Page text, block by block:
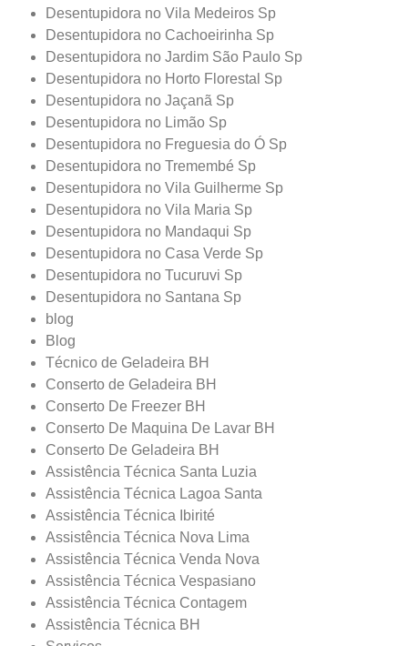
Desentupidora no Vila Medeiros Sp
Desentupidora no Cachoeirinha Sp
Desentupidora no Jardim São Paulo Sp
Desentupidora no Horto Florestal Sp
Desentupidora no Jaçanã Sp
Desentupidora no Limão Sp
Desentupidora no Freguesia do Ó Sp
Desentupidora no Tremembé Sp
Desentupidora no Vila Guilherme Sp
Desentupidora no Vila Maria Sp
Desentupidora no Mandaqui Sp
Desentupidora no Casa Verde Sp
Desentupidora no Tucuruvi Sp
Desentupidora no Santana Sp
blog
Blog
Técnico de Geladeira BH
Conserto de Geladeira BH
Conserto De Freezer BH
Conserto De Maquina De Lavar BH
Conserto De Geladeira BH
Assistência Técnica Santa Luzia
Assistência Técnica Lagoa Santa
Assistência Técnica Ibirité
Assistência Técnica Nova Lima
Assistência Técnica Venda Nova
Assistência Técnica Vespasiano
Assistência Técnica Contagem
Assistência Técnica BH